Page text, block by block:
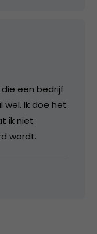
een bedrijf
wel. Ik doe het
ik niet
wordt.